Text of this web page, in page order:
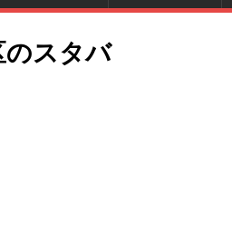
のスタバ